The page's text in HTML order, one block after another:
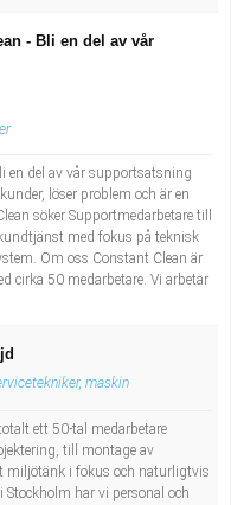
- Bli en del av vår
en del av vår supportsatsning
löser problem och är en
söker Supportmedarbetare till
med fokus på teknisk
Om oss Constant Clean är
cirka 50 medarbetare. Vi arbetar
maskin
ett 50-tal medarbetare
till montage av
miljötänk i fokus och naturligtvis
har vi personal och